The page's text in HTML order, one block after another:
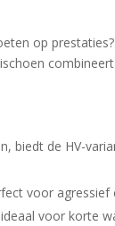
op
biedt de HV-
voor
voor korte